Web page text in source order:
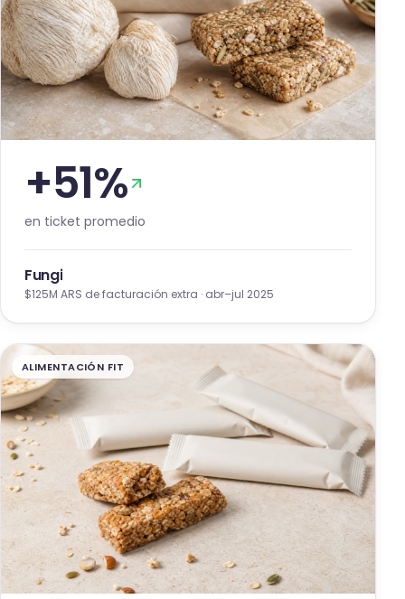
+51%
en ticket promedio
Fungi
$125M ARS de facturación extra · abr–jul 2025
ALIMENTACIÓN FIT